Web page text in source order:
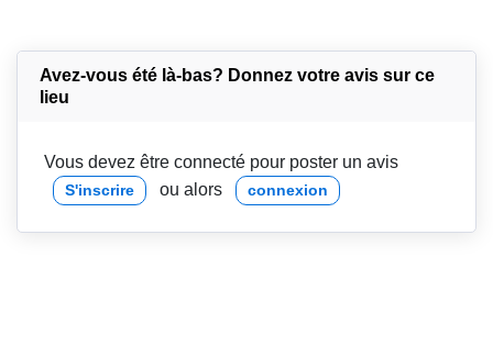
Avez-vous été là-bas? Donnez votre avis sur ce
lieu
Vous devez être connecté pour poster un avis
S'inscrire ou alors connexion